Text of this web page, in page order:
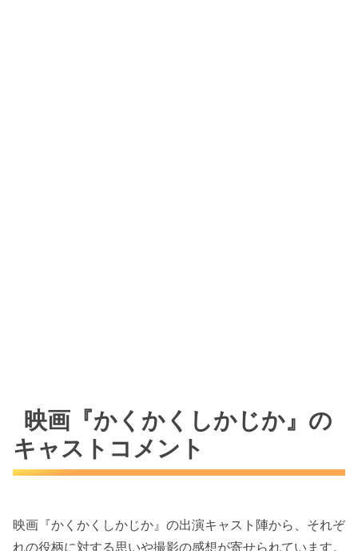
映画『かくかくしかじか』の
キャストコメント
映画『かくかくしかじか』の出演キャスト陣から、それぞ
れの役柄に対する思いや撮影の感想が寄せられています。